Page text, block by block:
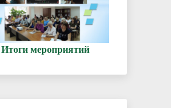
Итоги мероприятий